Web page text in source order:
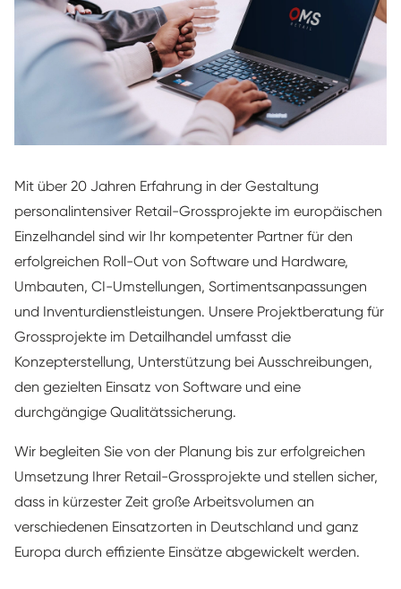
Mit über 20 Jahren Erfahrung in der Gestaltung
personalintensiver Retail-Grossprojekte im europäischen
Einzelhandel sind wir Ihr kompetenter Partner für den
erfolgreichen Roll-Out von Software und Hardware,
Umbauten, CI-Umstellungen, Sortimentsanpassungen
und Inventurdienstleistungen. Unsere Projektberatung für
Grossprojekte im Detailhandel umfasst die
Konzepterstellung, Unterstützung bei Ausschreibungen,
den gezielten Einsatz von Software und eine
durchgängige Qualitätssicherung.
Wir begleiten Sie von der Planung bis zur erfolgreichen
Umsetzung Ihrer Retail-Grossprojekte und stellen sicher,
dass in kürzester Zeit große Arbeitsvolumen an
verschiedenen Einsatzorten in Deutschland und ganz
Europa durch effiziente Einsätze abgewickelt werden.